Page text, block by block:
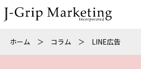
ホーム ＞ コラム ＞ LINE広告